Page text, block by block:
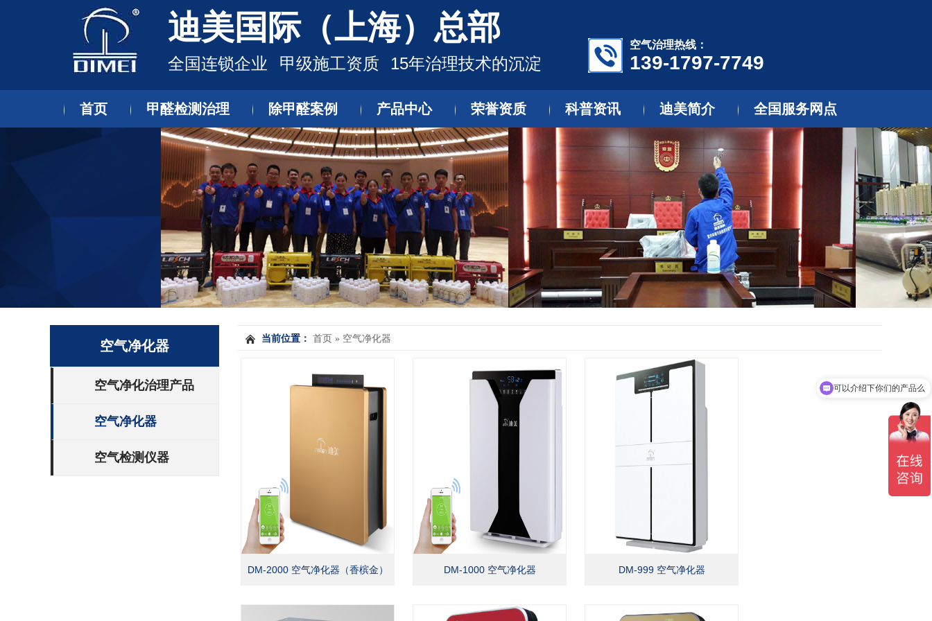
迪美国际（上海）总部
全国连锁企业 甲级施工资质 15年治理技术的沉淀
空气治理热线：
139-1797-7749
首页 甲醛检测治理 除甲醛案例 产品中心 荣誉资质 科普资讯 迪美简介 全国服务网点
空气净化器
空气净化治理产品
空气净化器
空气检测仪器
当前位置： 首页 » 空气净化器
DM-2000 空气净化器（香槟金） DM-1000 空气净化器 DM-999 空气净化器
可以介绍下你们的产品么